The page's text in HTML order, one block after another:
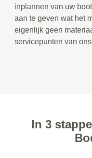
inplannen van uw
aan te geven wat het
eigenlijk geen
servicepunten van
In 3